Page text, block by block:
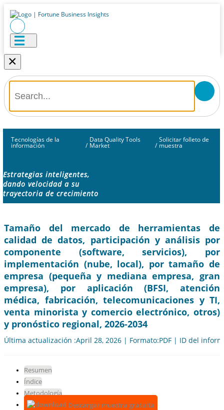
×
Tecnologías de la
información /
Data Quality Tools
Market /
Solicitar folleto de
muestra
Estrategias inteligentes,
dando velocidad a su
trayectoria de crecimiento
Tamaño del mercado de herramientas de
calidad de datos, participación y análisis por
componente (software, servicios), por
implementación (nube, local), por tamaño de
empresa (pequeña y mediana empresa, gran
empresa), por aplicación (BFSI, atención
médica, fabricación, telecomunicaciones y TI,
venta minorista y comercio electrónico, otros)
y pronóstico regional, 2026-2034
Última actualización :April 28, 2026 | Formato:PDF | ID del
Resumen
Índice
Metodología
Descargar muestra gratuita